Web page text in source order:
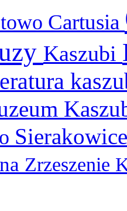
Cartusia
Kaszubi
Zrzeszenie